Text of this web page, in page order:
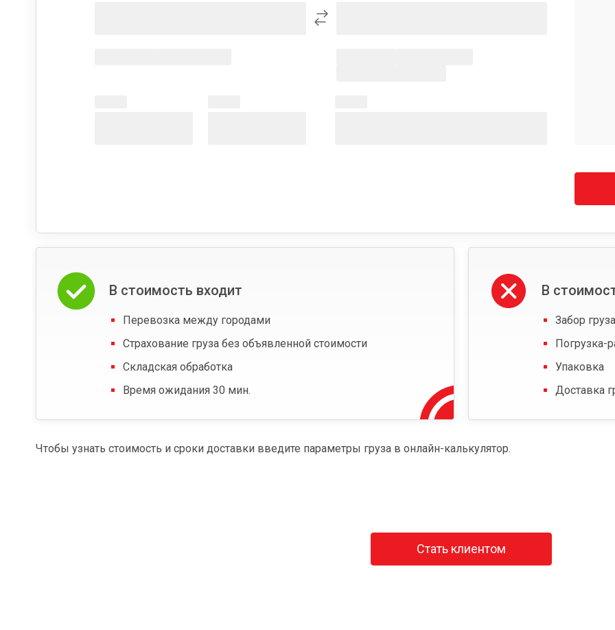
В стоимость входит
Перевозка между городами
Страхование груза без объявленной стоимости
Складская обработка
Время ожидания 30 мин.
В
Забор
Погрузка-
Упаковка
Доставка
Чтобы узнать стоимость и сроки доставки введите параметры груза в онлайн-калькулятор.
Стать клиентом